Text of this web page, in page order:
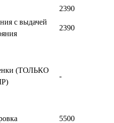
2390
с выдачей
2390
(ТОЛЬКО
-
5500